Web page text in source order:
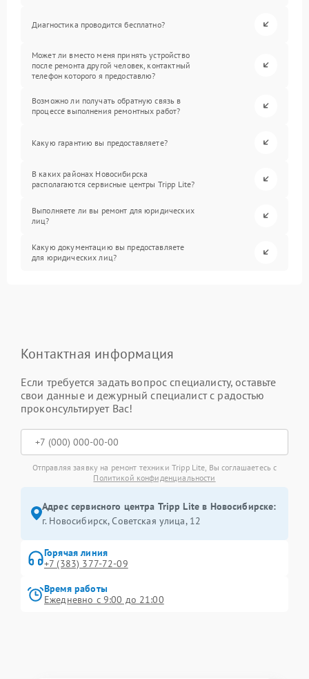
Диагностика проводится бесплатно?
Может ли вместо меня принять устройство
после ремонта другой человек, контактный
телефон которого я предоставлю?
Возможно ли получать обратную связь в
процессе выполнения ремонтных работ?
Какую гарантию вы предоставляете?
В каких районах Новосибирска
располагаются сервисные центры Tripp Lite?
Выполняете ли вы ремонт для юридических
лиц?
Какую документацию вы предоставляете
для юридических лиц?
Контактная информация
Если требуется задать вопрос специалисту, оставьте
свои данные и дежурный специалист с радостью
проконсультирует Вас!
Отправляя заявку на ремонт техники Tripp Lite, Вы соглашаетесь с
Политикой конфиденциальности
Адрес сервисного центра Tripp Lite в Новосибирске:
г. Новосибирск, Советская улица, 12
Горячая линия
+7 (383) 377-72-09
Время работы
Ежедневно с 9:00 до 21:00